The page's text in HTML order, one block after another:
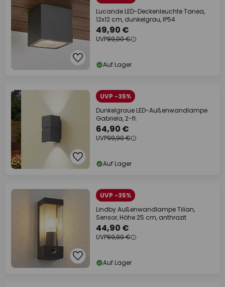
Lucande LED-Deckenleuchte Tanea,
12x12 cm, dunkelgrau, IP54
49,90 €
UVP89,90 €
Auf Lager
UVP -35%
Dunkelgraue LED-Außenwandlampe
Gabriela, 2-fl.
64,90 €
UVP99,90 €
Auf Lager
UVP -35%
Lindby Außenwandlampe Tilian,
Sensor, Höhe 25 cm, anthrazit
44,90 €
UVP69,90 €
Auf Lager